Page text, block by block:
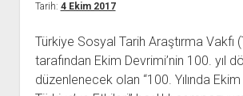
Tarih: 4 Ekim 2017
Türkiye Sosyal Tarih Araştırma Vakfı
tarafından Ekim Devrimi’nin 100. yıl
düzenlenecek olan “100. Yılında